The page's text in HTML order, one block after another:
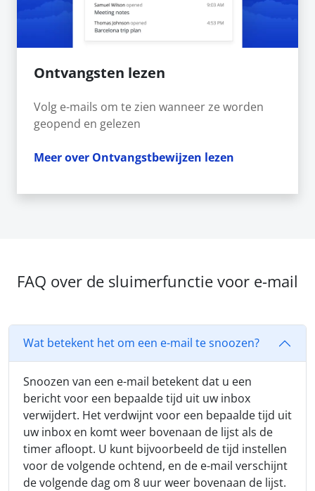
Ontvangsten lezen
Volg e-mails om te zien wanneer ze worden
geopend en gelezen
Meer over Ontvangstbewijzen lezen
FAQ over de sluimerfunctie voor e-mail
Wat betekent het om een e-mail te snoozen?
Snoozen van een e-mail betekent dat u een
bericht voor een bepaalde tijd uit uw inbox
verwijdert. Het verdwijnt voor een bepaalde tijd uit
uw inbox en komt weer bovenaan de lijst als de
timer afloopt. U kunt bijvoorbeeld de tijd instellen
voor de volgende ochtend, en de e-mail verschijnt
de volgende dag om 8 uur weer bovenaan de lijst.